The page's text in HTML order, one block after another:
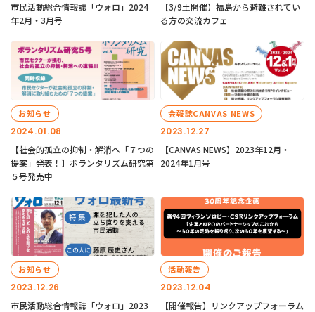
市民活動総合情報誌「ウォロ」2024
年2月・3月号
【3/9土開催】福島から避難されてい
る方の交流カフェ
2024.01.08
お知らせ
【社会的孤立の抑制・解消へ「７つの
提案」発表！】ボランタリズム研究第
５号発売中
2023.12.27
会報誌CANVAS NEWS
【CANVAS NEWS】2023年12月・
2024年1月号
2023.12.26
お知らせ
市民活動総合情報誌「ウォロ」2023
2023.12.04
活動報告
【開催報告】リンクアップフォーラム